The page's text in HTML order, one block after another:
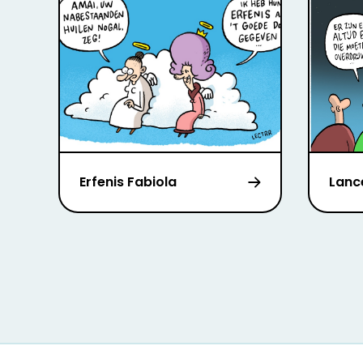
Erfenis Fabiola